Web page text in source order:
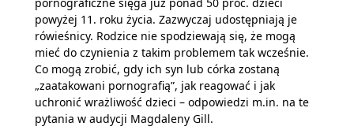
powyżej 11. roku życia. Zazwyczaj udostępniają je
rówieśnicy. Rodzice nie spodziewają się, że mogą
mieć do czynienia z takim problemem tak wcześnie.
Co mogą zrobić, gdy ich syn lub córka zostaną
„zaatakowani pornografią”, jak reagować i jak
uchronić wrażliwość dzieci – odpowiedzi m.in. na te
pytania w audycji Magdaleny Gill.